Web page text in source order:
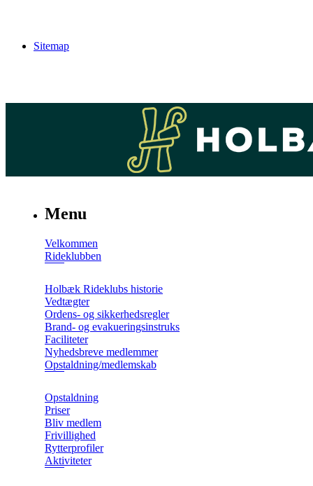
Sitemap
Menu
Velkommen
Rideklubben
Holbæk Rideklubs historie
Vedtægter
Ordens- og sikkerhedsregler
Brand- og evakueringsinstruks
Faciliteter
Nyhedsbreve medlemmer
Opstaldning/medlemskab
Opstaldning
Priser
Bliv medlem
Frivillighed
Rytterprofiler
Aktiviteter